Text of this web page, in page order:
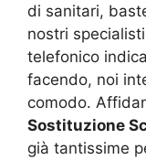
di sanitari,
nostri
telefonico
facendo, noi
comodo.
Sostituzione
già tantissime